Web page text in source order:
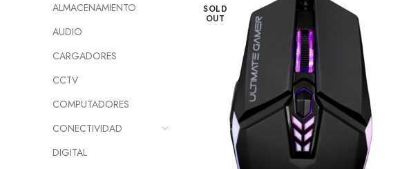
ALMACENAMIENTO
AUDIO
CARGADORES
CCTV
COMPUTADORES
CONECTIVIDAD
DIGITAL
SOLD
OUT